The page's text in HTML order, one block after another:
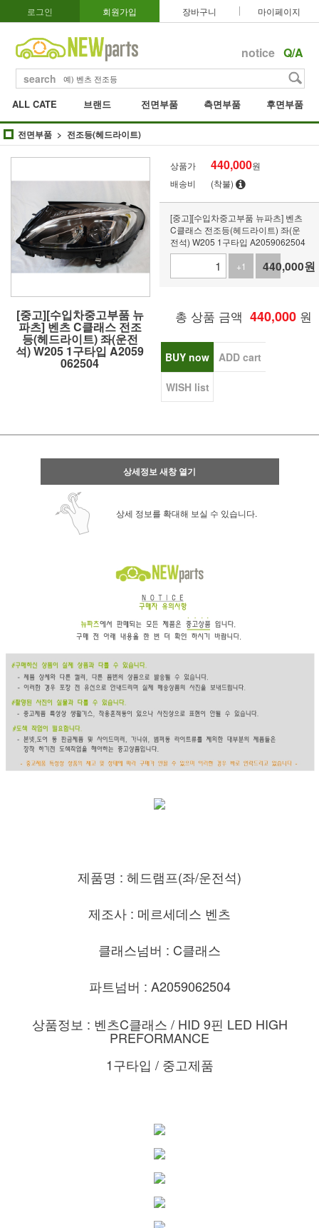
로그인 회원가입 장바구니 마이페이지
notice Q/A
search
ALL CATE 브랜드 전면부품 측면부품 후면부품
전면부품 전조등(헤드라이트)
[중고][수입차중고부품 뉴
파츠] 벤츠 C클래스 전조
등(헤드라이트) 좌(운전
석) W205 1구타입 A2059
062504
상품가 440,000원
배송비
(착불)
[중고][수입차중고부품 뉴파츠] 벤츠
C클래스 전조등(헤드라이트) 좌(운
전석) W205 1구타입 A2059062504
+1
-1
440,000원
총 상품 금액 440,000 원
BUY now ADD cart
WISH list
상세정보 새창 열기
상세 정보를 확대해 보실 수 있습니다.
제품명 : 헤드램프(좌/운전석)
제조사 : 메르세데스 벤츠
클래스넘버 : C클래스
파트넘버 : A2059062504
상품정보 : 벤츠C클래스 / HID 9핀 LED HIGH
PREFORMANCE
1구타입 / 중고제품